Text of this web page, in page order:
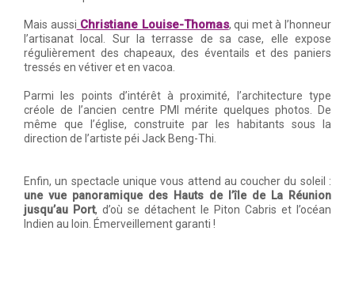
Mais aussi Christiane Louise-Thomas, qui met à l’honneur
l’artisanat local. Sur la terrasse de sa case, elle expose
régulièrement des chapeaux, des éventails et des paniers
tressés en vétiver et en vacoa.
Parmi les points d’intérêt à proximité, l’architecture type
créole de l’ancien centre PMI mérite quelques photos. De
même que l’église, construite par les habitants sous la
direction de l’artiste péi Jack Beng-Thi.
Enfin, un spectacle unique vous attend au coucher du soleil :
une vue panoramique des Hauts de l’île de La Réunion
jusqu’au Port, d’où se détachent le Piton Cabris et l’océan
Indien au loin. Émerveillement garanti !